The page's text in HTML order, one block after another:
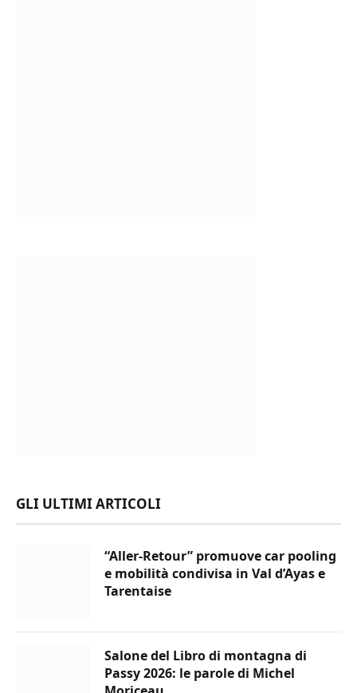
GLI ULTIMI ARTICOLI
“Aller-Retour” promuove car pooling
e mobilità condivisa in Val d’Ayas e
Tarentaise
Salone del Libro di montagna di
Passy 2026: le parole di Michel